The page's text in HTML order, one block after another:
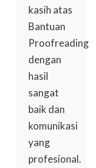
kasih atas
Bantuan
Proofreading
dengan
hasil
sangat
baik dan
komunikasi
yang
profesional.